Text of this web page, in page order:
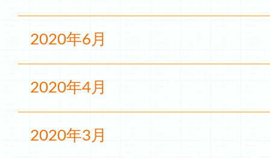
2020年6月
2020年4月
2020年3月